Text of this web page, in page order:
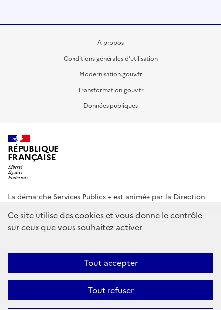
A propos
Conditions générales d’utilisation
Modernisation.gouv.fr
Transformation.gouv.fr
Données publiques
RÉPUBLIQUE
FRANÇAISE
La démarche Services Publics + est animée par la Direction
info.gouv.fr service-public.gouv.fr
legifrance.gouv.fr
data.gouv.fr
Footer
menu
Plan du site Accessibilité partiellement conforme
Mentions légales
Données personnelles
Gestion des cookies
Ce site utilise des cookies et vous donne le contrôle
sur ceux que vous souhaitez activer
Tout accepter
Tout refuser